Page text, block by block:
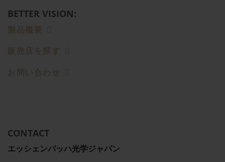
BETTER VISION:
CONTACT
エッシェンバッハ光学ジャパン